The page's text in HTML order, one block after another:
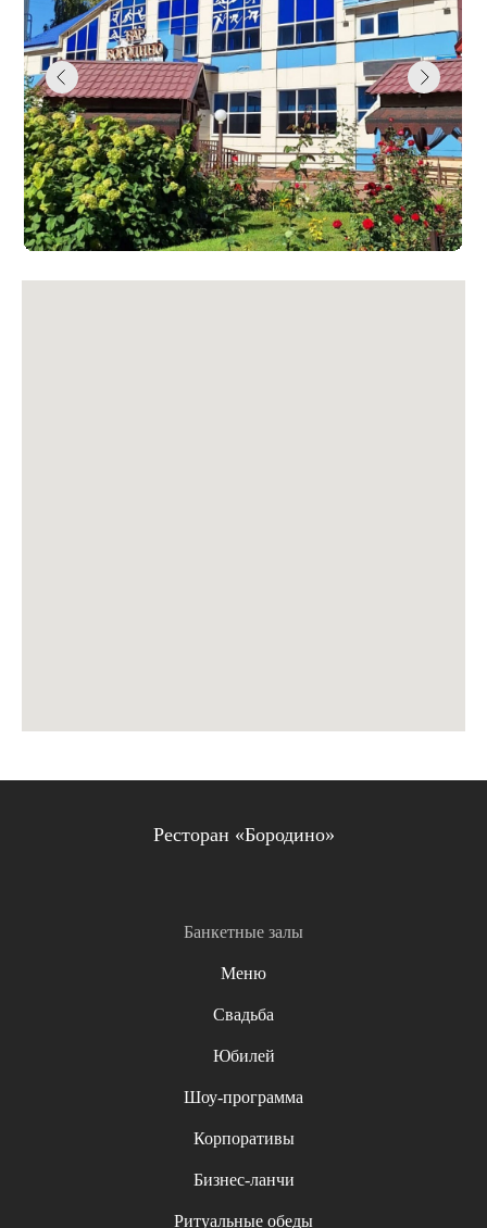
Ресторан «Бородино»
Банкетные залы
Меню
Свадьба
Юбилей
Шоу-программа
Корпоративы
Бизнес-ланчи
Ритуальные обеды